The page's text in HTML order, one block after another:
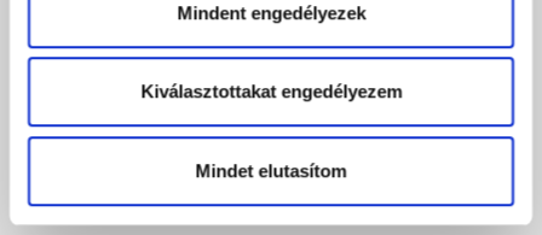
Mindent engedélyezek
Kiválasztottakat engedélyezem
Mindet elutasítom